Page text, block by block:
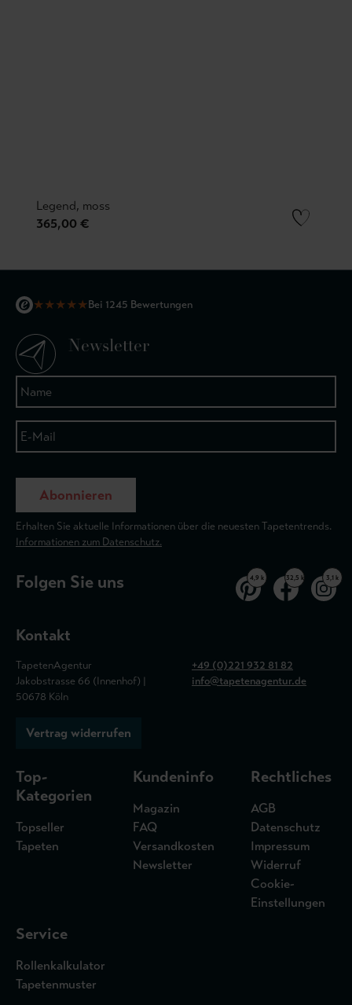
Legend, moss
365,00 €
★★★★★Bei 1245 Bewertungen
Newsletter
Abonnieren
Erhalten Sie aktuelle Informationen über die neuesten Tapetentrends.
Informationen zum Datenschutz.
Folgen Sie uns 4,9 k 32,5 k 3,1 k
Kontakt
TapetenAgentur
Jakobstrasse 66 (Innenhof) |
50678 Köln
+49 (0)221 932 81 82
info@tapetenagentur.de
Vertrag widerrufen
Top-
Kategorien
Topseller
Tapeten
Kundeninfo
Magazin
FAQ
Versandkosten
Newsletter
Rechtliches
AGB
Datenschutz
Impressum
Widerruf
Cookie-
Einstellungen
Service
Rollenkalkulator
Tapetenmuster